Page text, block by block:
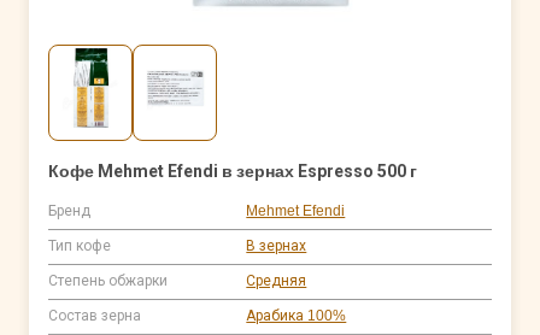
Кофе Mehmet Efendi в зернах Espresso 500 г
Бренд Mehmet Efendi
Тип кофе В зернах
Степень обжарки Средняя
Состав зерна Арабика 100%